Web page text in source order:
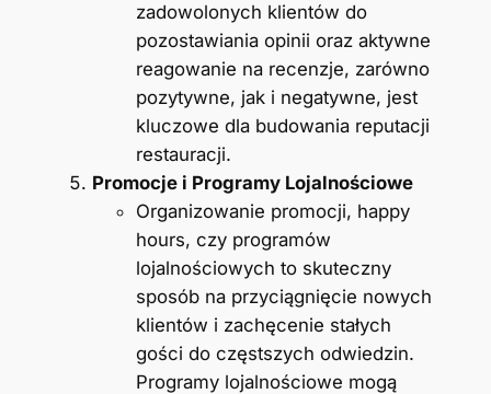
zadowolonych klientów do
pozostawiania opinii oraz aktywne
reagowanie na recenzje, zarówno
pozytywne, jak i negatywne, jest
kluczowe dla budowania reputacji
restauracji.
Promocje i Programy Lojalnościowe
Organizowanie promocji, happy
hours, czy programów
lojalnościowych to skuteczny
sposób na przyciągnięcie nowych
klientów i zachęcenie stałych
gości do częstszych odwiedzin.
Programy lojalnościowe mogą